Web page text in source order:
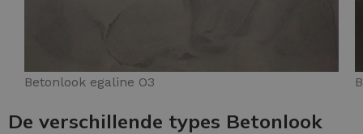
Betonlook egaline O3
De verschillende types Betonlook